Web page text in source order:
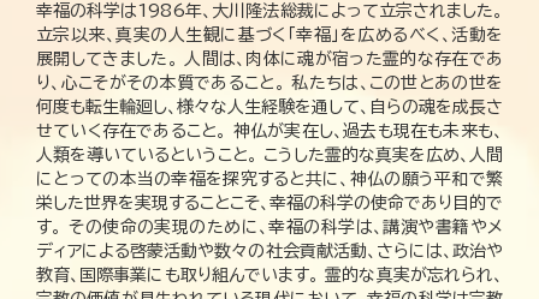
幸福の科学は1986年、大川隆法総裁によって立宗されました。
立宗以来、真実の人生観に基づく「幸福」を広めるべく、活動を
展開してきました。 人間は、肉体に魂が宿った霊的な存在であ
り、心こそがその本質であること。 私たちは、この世とあの世を
何度も転生輪廻し、様々な人生経験を通して、自らの魂を成長さ
せていく存在であること。 神仏が実在し、過去も現在も未来も、
人類を導いているということ。 こうした霊的な真実を広め、人間
にとっての本当の幸福を探究すると共に、神仏の願う平和で繁
栄した世界を実現することこそ、幸福の科学の使命であり目的で
す。 その使命の実現のために、幸福の科学は、講演や書籍やメ
ディアによる啓蒙活動や数々の社会貢献活動、さらには、政治や
教育、国際事業にも取り組んでいます。 霊的な真実が忘れられ、